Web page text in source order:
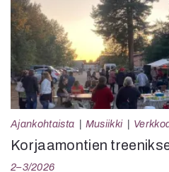
Ajankohtaista Musiikki
Korjaamontien
2–3/2026